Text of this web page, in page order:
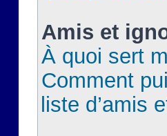
Amis et
À quoi sert
Comment
liste d’amis